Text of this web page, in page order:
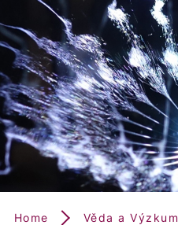
Home
Věda a Výzkum